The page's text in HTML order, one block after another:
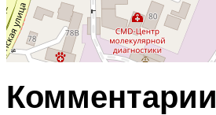
Комментарии